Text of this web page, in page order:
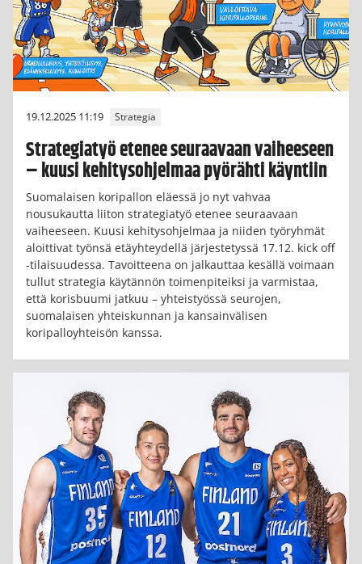
19.12.2025 11:19 Strategia
Strategiatyö etenee seuraavaan vaiheeseen
– kuusi kehitysohjelmaa pyörähti käyntiin
Suomalaisen koripallon eläessä jo nyt vahvaa
nousukautta liiton strategiatyö etenee seuraavaan
vaiheeseen. Kuusi kehitysohjelmaa ja niiden työryhmät
aloittivat työnsä etäyhteydellä järjestetyssä 17.12. kick off
-tilaisuudessa. Tavoitteena on jalkauttaa kesällä voimaan
tullut strategia käytännön toimenpiteiksi ja varmistaa,
että korisbuumi jatkuu – yhteistyössä seurojen,
suomalaisen yhteiskunnan ja kansainvälisen
koripalloyhteisön kanssa.